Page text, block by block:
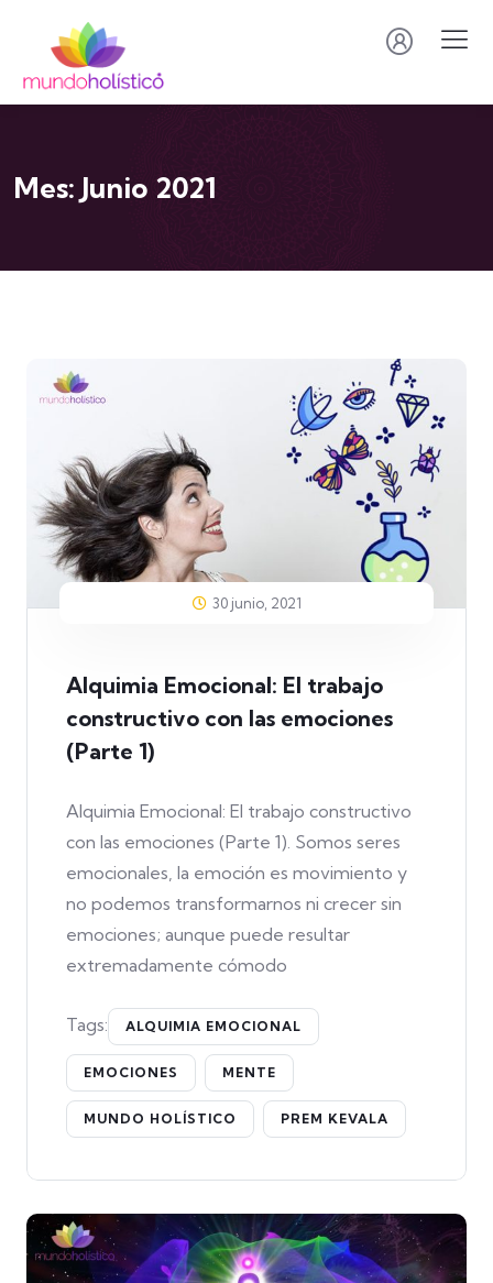
Mes: Junio 2021
30 junio, 2021
Alquimia Emocional: El trabajo
constructivo con las emociones
(Parte 1)
Alquimia Emocional: El trabajo constructivo
con las emociones (Parte 1). Somos seres
emocionales, la emoción es movimiento y
no podemos transformarnos ni crecer sin
emociones; aunque puede resultar
extremadamente cómodo
Tags: ALQUIMIA EMOCIONAL
EMOCIONES MENTE
MUNDO HOLÍSTICO PREM KEVALA